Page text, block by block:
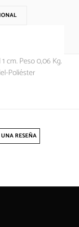
cm. Peso 0,06 Kg.
Poliéster
UNA RESEÑA